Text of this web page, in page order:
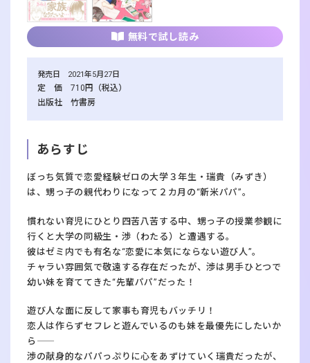
無料で試し読み
発売日 2021年5月27日
定 価 710円（税込）
出版社 竹書房
あらすじ
ぼっち気質で恋愛経験ゼロの大学３年生・瑞貴（みずき）
は、甥っ子の親代わりになって２カ月の“新米パパ”。
慣れない育児にひとり四苦八苦する中、甥っ子の授業参観に
行くと大学の同級生・渉（わたる）と遭遇する。
彼はゼミ内でも有名な“恋愛に本気にならない遊び人”。
チャラい雰囲気で敬遠する存在だったが、渉は男手ひとつで
幼い妹を育ててきた“先輩パパ”だった！
遊び人な面に反して家事も育児もバッチリ！
恋人は作らずセフレと遊んでいるのも妹を最優先にしたいか
ら――
渉の献身的なパパっぷりに心をあずけていく瑞貴だったが、